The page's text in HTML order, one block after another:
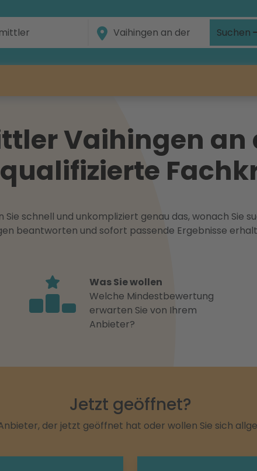
Suchen
Vaihingen an
Sie schnell und unkompliziert genau das, wonach Sie
beantworten und sofort passende Ergebnisse
Was Sie wollen
Welche Mindestbewertung
erwarten Sie von Ihrem
Anbieter?
Jetzt geöffnet?
der jetzt geöffnet hat oder wollen Sie sich